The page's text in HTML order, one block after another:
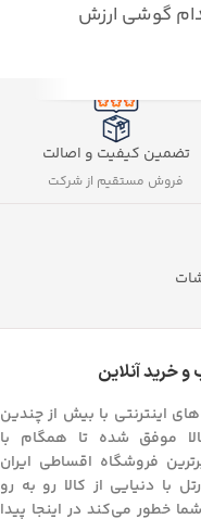
گوشی‌های 2026؛ کدام گوشی ارزش
تضمین کیفیت و اصالت
فروش مستقیم از شرکت
و خرید آنلاین
اینترنتی با بیش از چندین
موفق شده تا همگام با
فروشگاه اقساطی ایران
با دنیایی از کالا رو به رو
خطور می‌کند در اینجا پیدا